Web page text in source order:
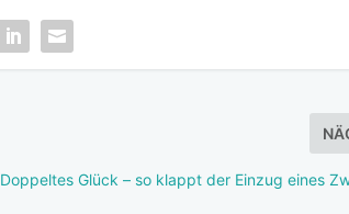
Doppeltes Glück – so klappt der Einzug eines